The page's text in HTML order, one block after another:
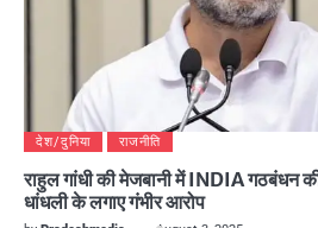
देश/दुनिया राजनीति
राहुल गांधी की मेजबानी में INDIA गठबंधन
धांधली के लगाए गंभीर आरोप